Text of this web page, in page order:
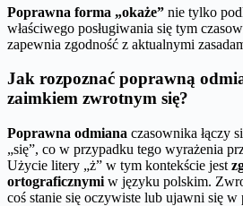
Poprawna forma „okaże” nie tylko
właściwego posługiwania się tym
zapewnia zgodność z aktualnymi
Jak rozpoznać poprawną
zaimkiem zwrotnym się?
Poprawna odmiana czasownika łączy
„się”, co w przypadku tego wyrażenia
Użycie litery „ż” w tym kontekście jest
ortograficznymi w języku polskim.
coś stanie się oczywiste lub ujawni się w